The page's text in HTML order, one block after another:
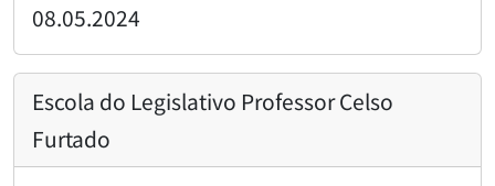
08.05.2024
Escola do Legislativo Professor Celso
Furtado